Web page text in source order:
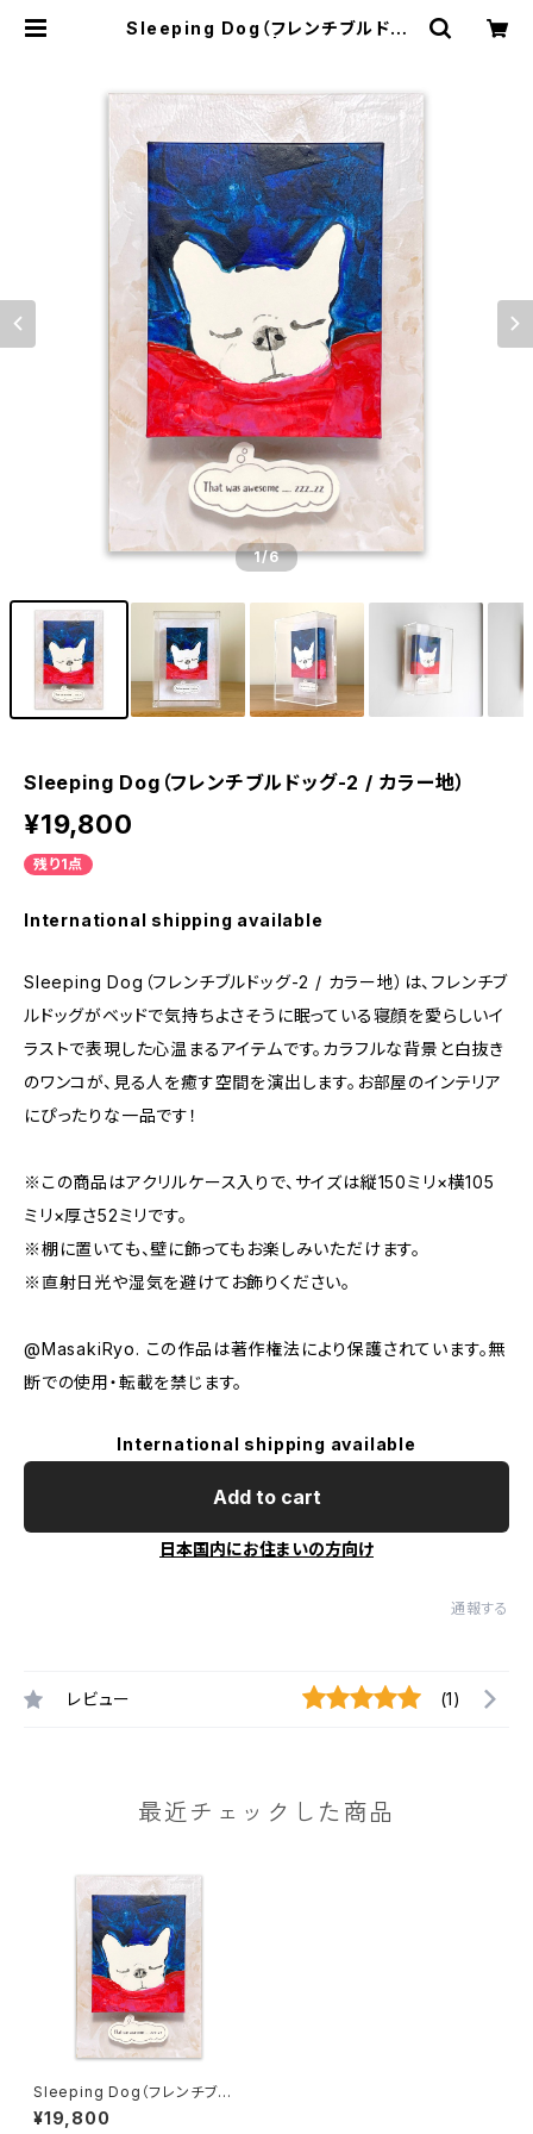
Sleeping Dog（フレンチブルドッ
1/6
Sleeping Dog（フレンチブルドッグ-2 / カラー地）
¥19,800
残り1点
International shipping available
Sleeping Dog（フレンチブルドッグ-2 / カラー地）は、フレンチブ
ルドッグがベッドで気持ちよさそうに眠っている寝顔を愛らしいイ
ラストで表現した心温まるアイテムです。カラフルな背景と白抜き
のワンコが、見る人を癒す空間を演出します。お部屋のインテリア
にぴったりな一品です！
※この商品はアクリルケース入りで、サイズは縦150ミリ×横105
ミリ×厚さ52ミリです。
※棚に置いても、壁に飾ってもお楽しみいただけます。
※直射日光や湿気を避けてお飾りください。
@MasakiRyo. この作品は著作権法により保護されています。無
断での使用・転載を禁じます。
International shipping available
Add to cart
日本国内にお住まいの方向け
通報する
レビュー (1)
最近チェックした商品
Sleeping Dog（フレンチブルド
ッグ-2 / カラー地）
¥19,800